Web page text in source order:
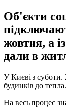
Об'єкти
жовтня, а
дали в
У Києві з
будинків до тепла.
На весь процес